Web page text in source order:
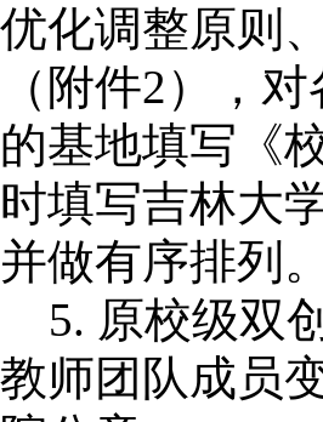
优化调整原则
（附件2），
的基地填写《
时填写吉林大
并做有序排列。
5. 原校级双
教师团队成员